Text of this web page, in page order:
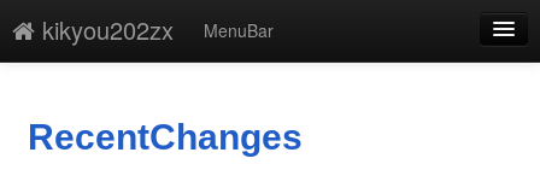
kikyou202zx
MenuBar
最終更新
RecentChanges